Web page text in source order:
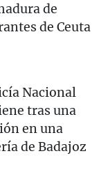
de
de Ceuta
Nacional
tras una
en una
de Badajoz